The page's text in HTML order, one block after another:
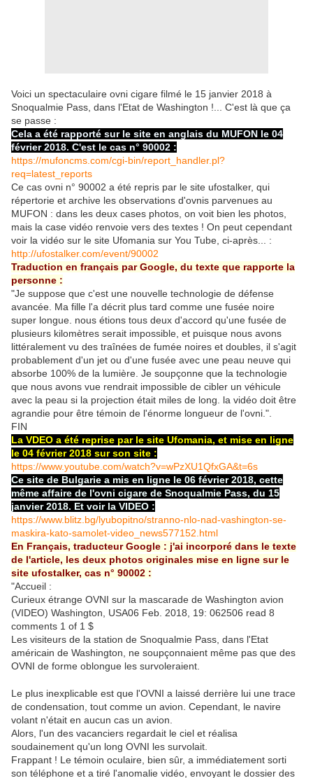
Voici un spectaculaire ovni cigare filmé le 15 janvier 2018 à
Snoqualmie Pass, dans l'Etat de Washington !... C'est là que ça
se passe :
Cela a été rapporté sur le site en anglais du MUFON le 04
février 2018. C'est le cas n° 90002 :
https://mufoncms.com/cgi-bin/report_handler.pl?
req=latest_reports
Ce cas ovni n° 90002 a été repris par le site ufostalker, qui
répertorie et archive les observations d'ovnis parvenues au
MUFON : dans les deux cases photos, on voit bien les photos,
mais la case vidéo renvoie vers des textes ! On peut cependant
voir la vidéo sur le site Ufomania sur You Tube, ci-après... :
http://ufostalker.com/event/90002
Traduction en français par Google, du texte que rapporte la
personne :
"Je suppose que c'est une nouvelle technologie de défense
avancée. Ma fille l'a décrit plus tard comme une fusée noire
super longue. nous étions tous deux d'accord qu'une fusée de
plusieurs kilomètres serait impossible, et puisque nous avons
littéralement vu des traînées de fumée noires et doubles, il s'agit
probablement d'un jet ou d'une fusée avec une peau neuve qui
absorbe 100% de la lumière. Je soupçonne que la technologie
que nous avons vue rendrait impossible de cibler un véhicule
avec la peau si la projection était miles de long. la vidéo doit être
agrandie pour être témoin de l'énorme longueur de l'ovni.".
FIN
La VDEO a été reprise par le site Ufomania, et mise en ligne
le 04 février 2018 sur son site :
https://www.youtube.com/watch?v=wPzXU1QfxGA&t=6s
Ce site de Bulgarie a mis en ligne le 06 février 2018, cette
même affaire de l'ovni cigare de Snoqualmie Pass, du 15
janvier 2018. Et voir la VIDEO :
https://www.blitz.bg/lyubopitno/stranno-nlo-nad-vashington-se-
maskira-kato-samolet-video_news577152.html
En Français, traducteur Google : j'ai incorporé dans le texte
de l'article, les deux photos originales mise en ligne sur le
site ufostalker, cas n° 90002 :
"Accueil :
Curieux étrange OVNI sur la mascarade de Washington avion
(VIDEO) Washington, USA06 Feb. 2018, 19: 062506 read 8
comments 1 of 1 $
Les visiteurs de la station de Snoqualmie Pass, dans l'Etat
américain de Washington, ne soupçonnaient même pas que des
OVNI de forme oblongue les survoleraient.
Le plus inexplicable est que l'OVNI a laissé derrière lui une trace
de condensation, tout comme un avion. Cependant, le navire
volant n'était en aucun cas un avion.
Alors, l'un des vacanciers regardait le ciel et réalisa
soudainement qu'un long OVNI les survolait.
Frappant ! Le témoin oculaire, bien sûr, a immédiatement sorti
son téléphone et a tiré l'anomalie vidéo, envoyant le dossier des